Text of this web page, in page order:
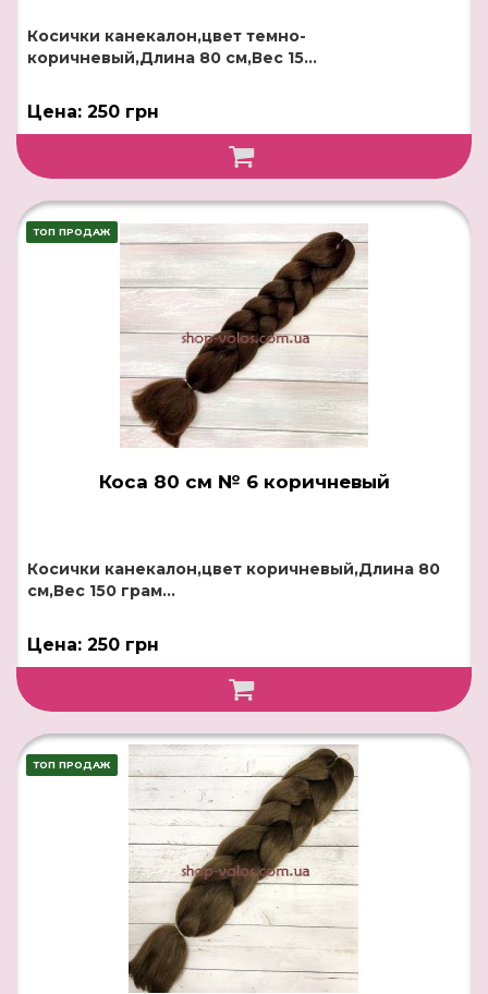
Косички канекалон,цвет темно-
коричневый,Длина 80 см,Вес 15...
Цена: 250 грн
ТОП ПРОДАЖ
Коса 80 см № 6 коричневый
Косички канекалон,цвет коричневый,Длина 80
см,Вес 150 грам...
Цена: 250 грн
ТОП ПРОДАЖ